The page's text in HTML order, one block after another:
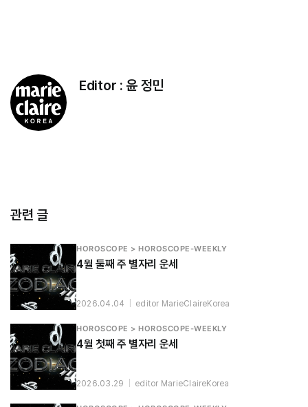
Editor :윤 정민
관련 글
HOROSCOPE > HOROSCOPE-WEEKLY
4월 둘째 주 별자리 운세
2026.04.04 editor MarieClaireKorea
HOROSCOPE > HOROSCOPE-WEEKLY
4월 첫째 주 별자리 운세
2026.03.29 editor MarieClaireKorea